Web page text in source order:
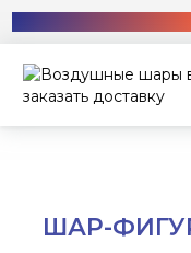
ШАР-